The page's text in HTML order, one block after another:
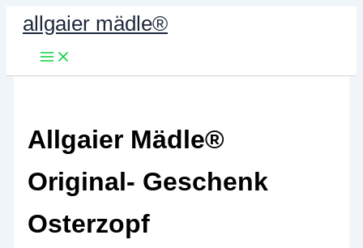
Zum
Inhalt
springen
allgaier mädle®
Allgaier Mädle®
Original- Geschenk
Osterzopf